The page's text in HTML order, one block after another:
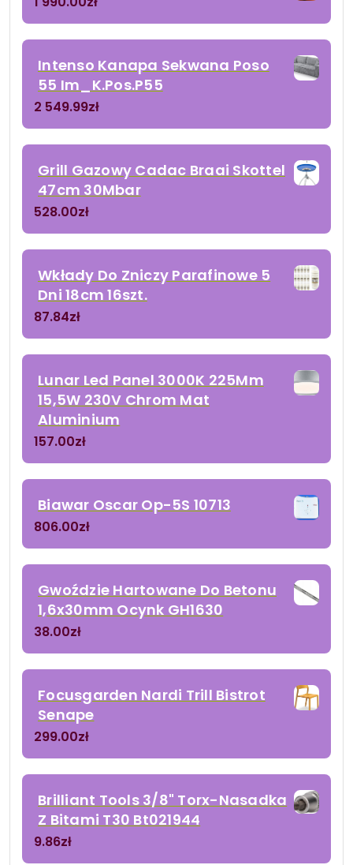
Intenso Kanapa Sekwana Poso
55 Im_K.Pos.P55
2 549.99zł
Grill Gazowy Cadac Braai Skottel
47cm 30Mbar
528.00zł
Wkłady Do Zniczy Parafinowe 5
Dni 18cm 16szt.
87.84zł
Lunar Led Panel 3000K 225Mm
15,5W 230V Chrom Mat
Aluminium
157.00zł
Biawar Oscar Op-5S 10713
806.00zł
Gwoździe Hartowane Do Betonu
1,6x30mm Ocynk GH1630
38.00zł
Focusgarden Nardi Trill Bistrot
Senape
299.00zł
Brilliant Tools 3/8" Torx-Nasadka
Z Bitami T30 Bt021944
9.86zł